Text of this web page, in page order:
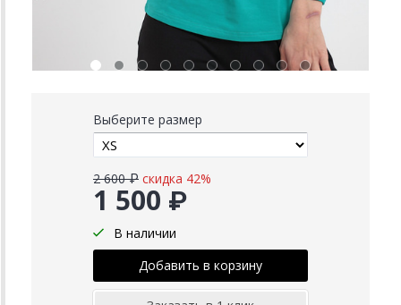
Выберите размер
1 500 ₽
2 600 ₽ скидка 42%
В наличии